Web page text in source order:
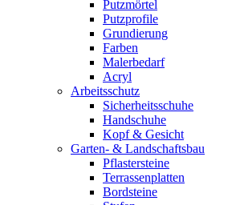
Putzmörtel
Putzprofile
Grundierung
Farben
Malerbedarf
Acryl
Arbeitsschutz
Sicherheitsschuhe
Handschuhe
Kopf & Gesicht
Garten- & Landschaftsbau
Pflastersteine
Terrassenplatten
Bordsteine